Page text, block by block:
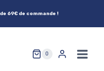
69€ de commande !
0